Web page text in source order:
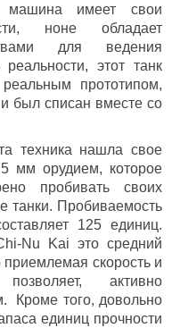
машина имеет свои
ноне обладает
для ведения
этот танк
прототипом,
был списан вместе со
техника нашла свое
мм орудием, которое
пробивать своих
танки. Пробиваемость
125 единиц.
Nu Kai это средний
приемлемая скорость и
активно
Кроме того, довольно
единиц прочности